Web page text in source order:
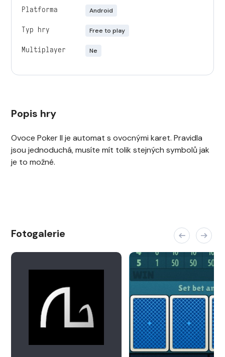
Platforma Android
Typ hry Free to play
Multiplayer Ne
Popis hry
Ovoce Poker II je automat s ovocnými karet. Pravidla
jsou jednoduchá, musíte mít tolik stejných symbolů jak
je to možné.
Fotogalerie